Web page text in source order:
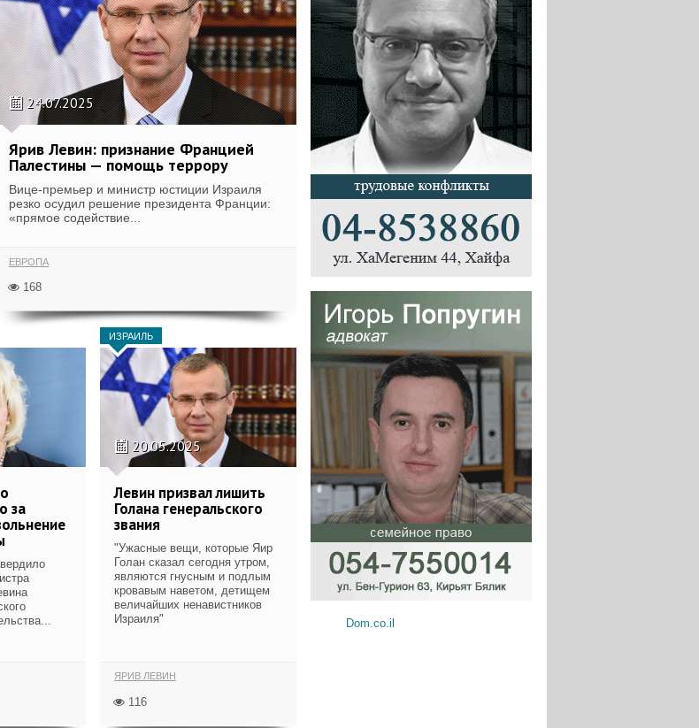
24.07.2025
Ярив Левин: признание Францией
Палестины — помощь террору
Вице-премьер и министр юстиции Израиля
резко осудил решение президента Франции:
«прямое содействие...
ЕВРОПА
168
за
ИЗРАИЛЬ
20.05.2025
Левин призвал лишить
Голана генеральского
звания
"Ужасные вещи, которые Яир
Голан сказал сегодня утром,
являются гнусным и подлым
кровавым наветом, детищем
величайших ненавистников
Израиля"
ЯРИВ ЛЕВИН
116
Dom.co.il